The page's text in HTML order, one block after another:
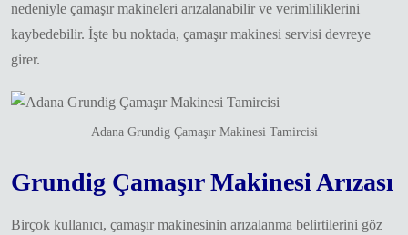
nedeniyle çamaşır makineleri arızalanabilir ve verimliliklerini
kaybedebilir. İşte bu noktada, çamaşır makinesi servisi devreye
girer.
Adana Grundig Çamaşır Makinesi Tamircisi
Grundig Çamaşır Makinesi Arızası
Birçok kullanıcı, çamaşır makinesinin arızalanma belirtilerini göz